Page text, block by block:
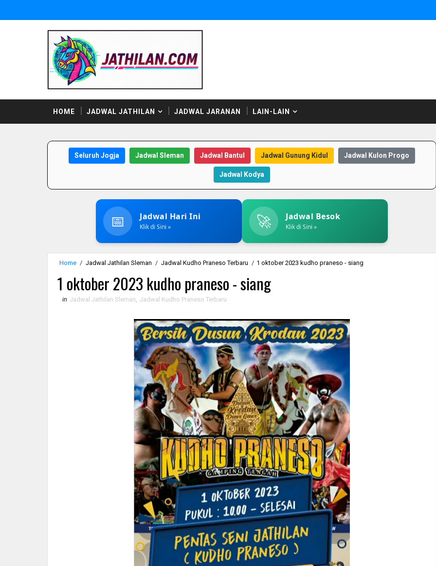
HOME JADWAL JATHILAN JADWAL JARANAN LAIN-LAIN
Seluruh Jogja Jadwal Sleman Jadwal Bantul Jadwal Gunung Kidul Jadwal Kulon Progo
Jadwal Kodya
📅 Jadwal Hari Ini
Klik di Sini » 🚀 Jadwal Besok
Klik di Sini »
Home / Jadwal Jathilan Sleman / Jadwal Kudho Praneso Terbaru / 1 oktober 2023 kudho praneso - siang
1 oktober 2023 kudho praneso - siang
in Jadwal Jathilan Sleman Jadwal Kudho Praneso Terbaru